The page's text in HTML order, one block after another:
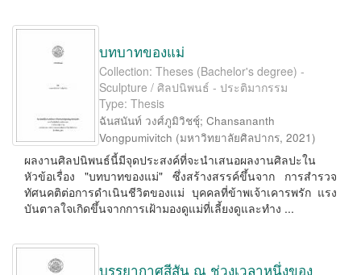
บทบาทของแม่
Collection: Theses (Bachelor's degree) -
Sculpture / ศิลปนิพนธ์ - ประติมากรรม
Type: Thesis
ฉันสนันท์ วงศ์ภูมิวิชชุ์; Chansananth
Vongpumivitch (มหาวิทยาลัยศิลปากร, 2021)
ผลงานศิลปนิพนธ์นี้มีจุดประสงค์ที่จะนำเสนอผลงานศิลปะใน
หัวข้อเรื่อง "บทบาทของแม่" ซึ่งสร้างสรรค์ขึ้นจาก การสำรวจ
ทัศนคติต่อการดำเนินชีวิตของแม่ บุคคลที่ข้าพเจ้าเคารพรัก แรง
บันตาลใจเกิดขึ้นจากการเฝ้ามองดูแม่ที่เลี้ยงดูและทำง ...
บรรยากาศสีสัน ณ ช่วงเวลาหนึ่งของ